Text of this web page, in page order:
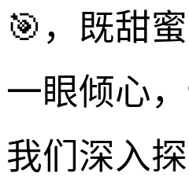
🎯，既甜
一眼倾心
我们深入